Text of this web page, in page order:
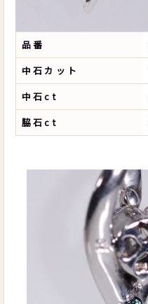
品番
中石カット
中石ct
脇石ct